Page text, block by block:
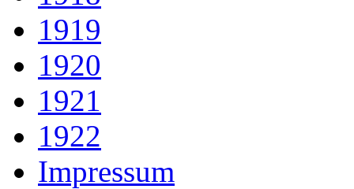
1919
1920
1921
1922
Impressum